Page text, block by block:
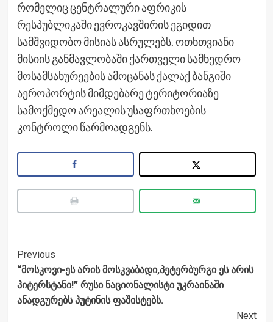
რომელიც ცენტრალური აფრიკის
რესპუბლიკაში ევროკავშირის ეგიდით
სამშვიდობო მისიას ასრულებს. ოთხთვიანი
მისიის განმავლობაში ქართველი სამხედრო
მოსამსახურეების ამოცანას ქალაქ ბანგიში
აეროპორტის მიმდებარე ტერიტორიაზე
სამოქმედო არეალის უსაფრთხოების
კონტროლი წარმოადგენს.
Post
Navigation
Previous
“მოსკოვი-ეს არის მოსკვაბადი,პეტერბურგი ეს არის
პიტერსტანი!” რუსი ნაციონალისტი უკრაინაში
ანადგურებს პუტინის ფაშისტებს.
Next